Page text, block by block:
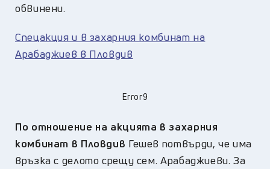
обвинени.
Спецакция и в захарния комбинат на
Арабаджиев в Пловдив
Error9
По отношение на акцията в захарния
комбинат в Пловдив Гешев потвърди, че има
връзка с делото срещу сем. Арабаджиеви. За